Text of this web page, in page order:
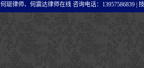
何珽律师、何震达律师在线 咨询电话：13957586839 |